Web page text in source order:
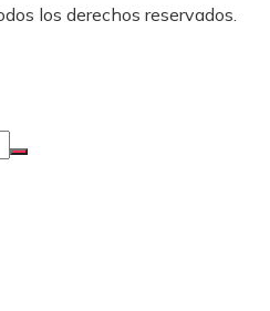
los derechos reservados.